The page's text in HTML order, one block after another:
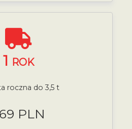
1 ROK
roczna do 3,5 t
PLN